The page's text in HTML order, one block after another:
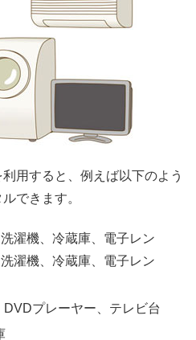
用すると、例えば以下のよう
できます。
濯機、冷蔵庫、電子レン
濯機、冷蔵庫、電子レン
プレーヤー、テレビ台